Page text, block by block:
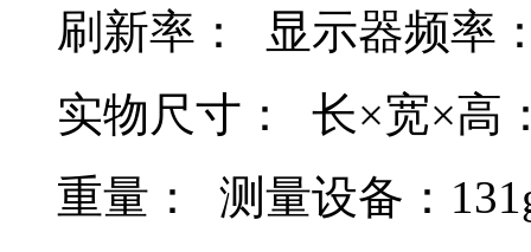
刷新率： 显示器频率
实物尺寸： 长×宽×高
重量： 测量设备：